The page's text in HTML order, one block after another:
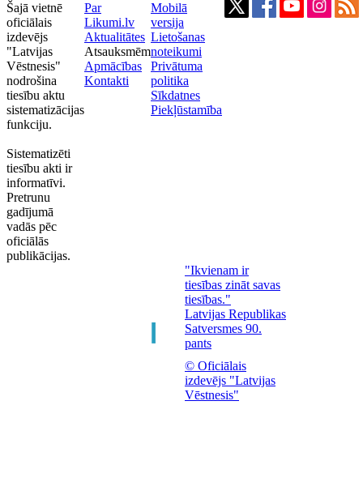
Šajā vietnē
oficiālais
izdevējs
"Latvijas
Vēstnesis"
nodrošina
tiesību aktu
sistematizācijas
funkciju.
Sistematizēti
tiesību akti ir
informatīvi.
Pretrunu
gadījumā
vadās pēc
oficiālās
publikācijas.
Par
Likumi.lv
Aktualitātes
Atsauksmēm
Apmācības
Kontakti
Mobilā
versija
Lietošanas
noteikumi
Privātuma
politika
Sīkdatnes
Piekļūstamība
"Ikvienam ir
tiesības zināt savas
tiesības."
Latvijas Republikas
Satversmes 90.
pants
© Oficiālais
izdevējs "Latvijas
Vēstnesis"